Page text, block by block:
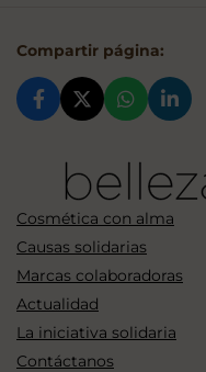
Compartir página:
Cosmética con alma
Causas solidarias
Marcas colaboradoras
Actualidad
La iniciativa solidaria
Contáctanos